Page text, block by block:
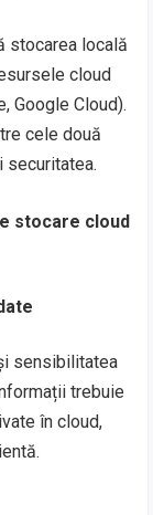
stocarea locală
cloud
Google Cloud).
cele două
securitatea.
stocare cloud
sensibilitatea
trebuie
în cloud,